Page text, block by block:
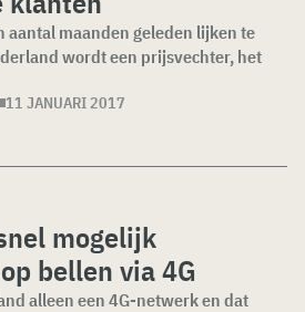
aantal maanden geleden lijken te
wordt een prijsvechter, het
11 JANUARI 2017
mogelijk
bellen via 4G
alleen een 4G-netwerk en dat